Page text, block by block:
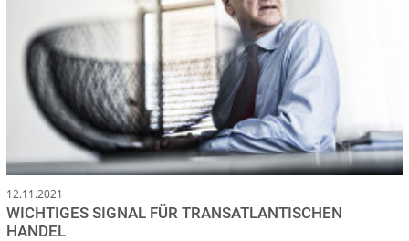
12.11.2021
WICHTIGES SIGNAL FÜR TRANSATLANTISCHEN
HANDEL